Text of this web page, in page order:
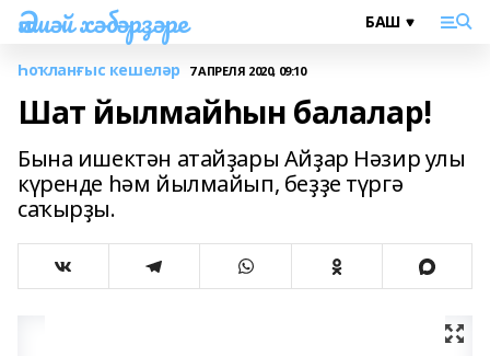
Әлшәй хәбәрҙәре
Һоҡланғыс кешеләр 7 АПРЕЛЯ 2020, 09:10
Шат йылмайһын балалар!
Бына ишектән атайҙары Айҙар Нәзир улы
күренде һәм йылмайып, беҙҙе түргә
саҡырҙы.